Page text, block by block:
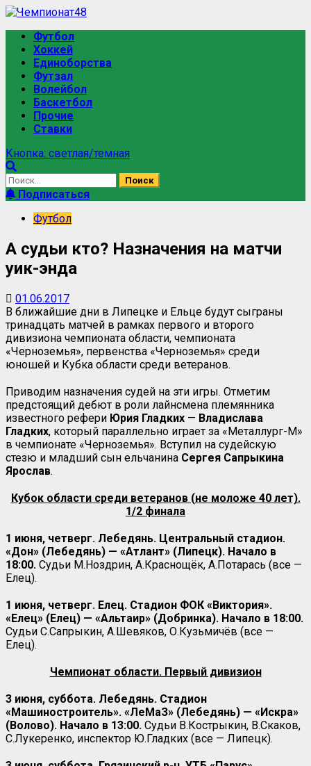
Футбол
Хоккей
Единоборства
Футзал
Волейбол
Баскетбол
Прочие
Ставки
Кнопка: светлая/темная
Подписаться
Футбол
А судьи кто? Назначения на матчи
уик-энда
01.06.2017
В ближайшие дни в Липецке и Ельце будут сыграны
тринадцать матчей в рамках первого и второго
дивизиона чемпионата области, чемпионата
«Черноземья», первенства «Черноземья» среди
юношей и Кубка области среди ветеранов.
Приводим назначения судей на эти игры. Отметим
предстоящий дебют в роли лайнсмена племянника
известного рефери Юрия Гладких — Владислава
Гладких, который параллельно играет за «Металлург-М»
в чемпионате «Черноземья». Вступил на судейскую
стезю и младший сын ельчанина Сергея Сапрыкина
Ярослав.
Кубок области среди ветеранов (не моложе 40 лет).
1/2 финала
1 июня, четверг. Лебедянь. Центральный стадион.
«Дон» (Лебедянь) — «Атлант» (Липецк). Начало в
18:00. Судьи М.Ноздрин, А.Краснощёк, А.Потарась (все —
Елец).
1 июня, четверг. Елец. Стадион ФОК «Виктория».
«Елец» (Елец) — «Альтаир» (Добринка). Начало в 18:00.
Судьи С.Сапрыкин, А.Шевяков, О.Кузьмичёв (все —
Елец).
Чемпионат области. Первый дивизион
3 июня, суббота. Лебедянь. Стадион
«Машиностроитель». «ЛеМаЗ» (Лебедянь) — «Искра»
(Волово). Начало в 13:00. Судьи В.Кострыкин, В.Скаков,
С.Лукеренко, инспектор Ю.Гладких (все — Липецк).